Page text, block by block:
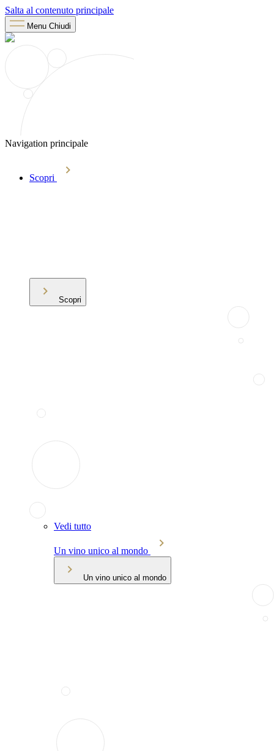
Salta al contenuto principale
Menu Chiudi
Navigation principale
Scopri
Scopri
Vedi tutto
Un vino unico al mondo
Un vino unico al mondo